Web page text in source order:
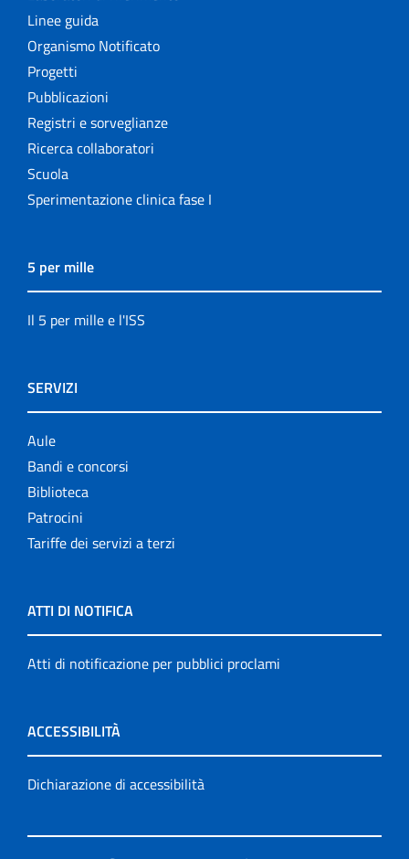
Linee guida
Organismo Notificato
Progetti
Pubblicazioni
Registri e sorveglianze
Ricerca collaboratori
Scuola
Sperimentazione clinica fase I
5 per mille
Il 5 per mille e l'ISS
SERVIZI
Aule
Bandi e concorsi
Biblioteca
Patrocini
Tariffe dei servizi a terzi
ATTI DI NOTIFICA
Atti di notificazione per pubblici proclami
ACCESSIBILITÀ
Dichiarazione di accessibilità